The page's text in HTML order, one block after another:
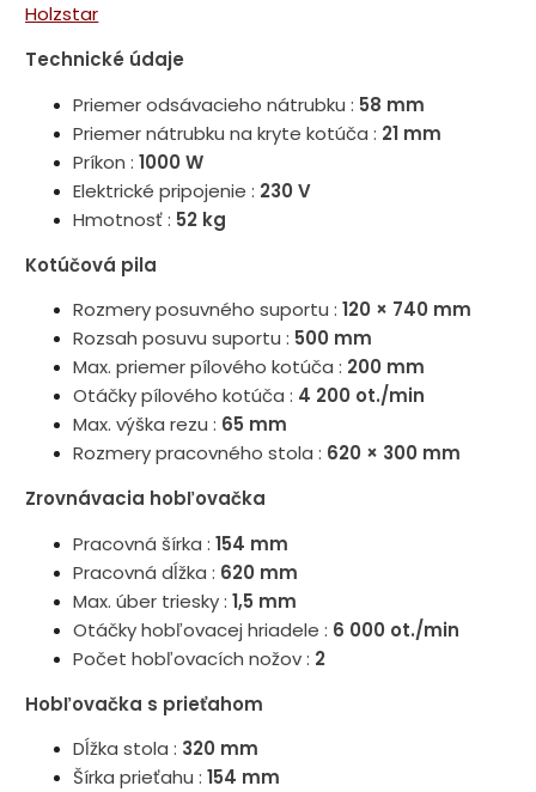
Holzstar
Technické údaje
Priemer odsávacieho nátrubku : 58 mm
Priemer nátrubku na kryte kotúča : 21 mm
Príkon :1000 W
Elektrické pripojenie : 230 V
Hmotnosť : 52 kg
Kotúčová pila
Rozmery posuvného suportu :120 × 740 mm
Rozsah posuvu suportu : 500 mm
Max. priemer pílového kotúča : 200 mm
Otáčky pílového kotúča : 4 200 ot./min
Max. výška rezu : 65 mm
Rozmery pracovného stola : 620 × 300 mm
Zrovnávacia hobľovačka
Pracovná šírka :154 mm
Pracovná dĺžka : 620 mm
Max. úber triesky :1,5 mm
Otáčky hobľovacej hriadele : 6 000 ot./min
Počet hobľovacích nožov : 2
Hobľovačka s prieťahom
Dĺžka stola : 320 mm
Šírka prieťahu :154 mm